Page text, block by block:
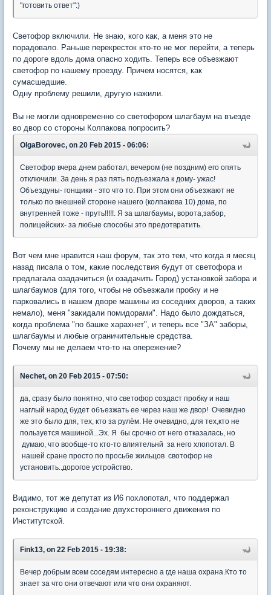
"готовить ответ":)
Светофор включили. Не знаю, кого как, а меня это не
порадовало. Раньше перекресток кто-то не мог перейти, а теперь
по дороге вдоль дома опасно ходить. Теперь все объезжают
светофор по нашему проезду. Причем носятся, как
сумасшедшие.
Одну проблему решили, другую нажили.
Вы не могли одновременно со светофором шлагбаум на въезде
во двор со стороны Колпакова попросить?
OlgaBorovec, on 20 Feb 2015 - 06:06:
Светофор вчера днем работал, вечером (не поздним) его опять
отключили. За день я раз пять подъезжала к дому- ужас!
Объездуны- гонщики - это что то. При этом они объезжают не
только по внешней стороне нашего (колпакова 10) дома, по
внутренней тоже - пруть!!!!!. Я за шлагбаумы, ворота,забор,
полицейских- за любые способы это предотвратить.
Вот чем мне нравится наш форум, так это тем, что когда я месяц
назад писала о том, какие последствия будут от светофора и
предлагала озадачиться (и озадачить Город) установкой забора и
шлагбаумов (для того, чтобы не объезжали пробку и не
парковались в нашем дворе машины из соседних дворов, а таких
немало), меня "закидали помидорами". Надо было дождаться,
когда проблема "по башке харахнет", и теперь все "ЗА" заборы,
шлагбаумы и любые ограничительные средства.
Почему мы не делаем что-то на опережение?
Nechet, on 20 Feb 2015 - 07:50:
да, сразу было понятно, что светофор создаст пробку и наш
наглый народ будет объезжать ее через наш же двор! Очевидно
же это было для, тех, кто за рулём. Не очевидно, для тех,кто не
пользуется машиной...Эх. Я бы срочно от него отказалась, но
думаю, что вообще-то кто-то влиятельнй за него хлопотал. В
нашей сране просто по просьбе жильцов свотофор не
установить..дорогое устройство.
Видимо, тот же депутат из И6 похлопотал, что поддержал
реконструкцию и создание двухстороннего движения по
Институтской.
Fink13, on 22 Feb 2015 - 19:38:
Вечер добрым всем соседям интересно а где наша охрана.Кто то
знает за что они отвечают или что они охраняют.